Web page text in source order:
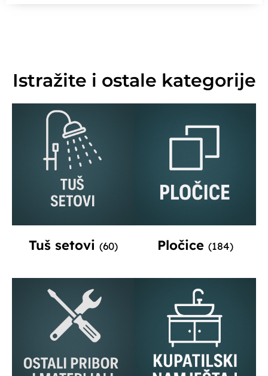
Istražite i ostale kategorije
Tuš setovi (60) Pločice (184)